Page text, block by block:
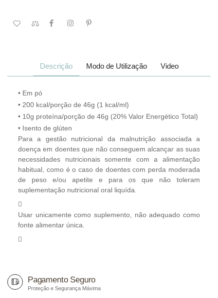
Descrição Modo de Utilização Video
• Em pó
• 200 kcal/porção de 46g (1 kcal/ml)
• 10g proteína/porção de 46g (20% Valor Energético Total)
• Isento de glúten
Para a gestão nutricional da malnutrição associada a
doença em doentes que não conseguem alcançar as suas
necessidades nutricionais somente com a alimentação
habitual, como é o caso de doentes com perda moderada
de peso e/ou apetite e para os que não toleram
suplementação nutricional oral liquída.
Usar unicamente como suplemento, não adequado como
fonte alimentar única.
Pagamento Seguro
Proteção e Segurança Máxima